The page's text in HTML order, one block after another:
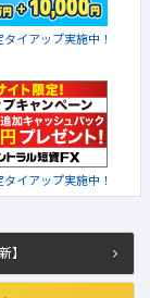
】
イアップ実施中！
イアップ実施中！